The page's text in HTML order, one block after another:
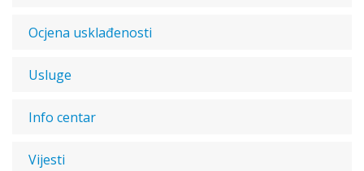
Ocjena usklađenosti
Usluge
Info centar
Vijesti